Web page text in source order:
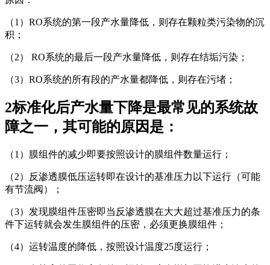
（1）RO系统的第一段产水量降低，则存在颗粒类污染物的沉
积；
（2） RO系统的最后一段产水量降低，则存在结垢污染；
（3）RO系统的所有段的产水量都降低，则存在污堵；
2标准化后产水量下降是最常见的系统故
障之一，其可能的原因是：
（1）膜组件的减少即要按照设计的膜组件数量运行；
（2）反渗透膜低压运转即在设计的基准压力以下运行（可能
有节流阀）；
（3）发现膜组件压密即当反渗透膜在大大超过基准压力的条
件下运转就会发生膜组件的压密，必须更换膜组件；
（4）运转温度的降低，按照设计温度25度运行；